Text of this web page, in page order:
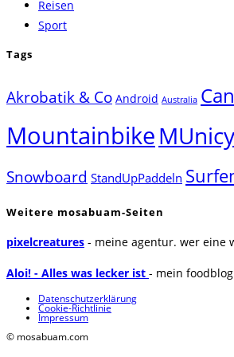
Reisen
Sport
Tags
Akrobatik & Co Android Australia
Mountainbike
Snowboard StandUpPaddeln
Weitere mosabuam-Seiten
pixelcreatures - meine agentur. wer eine
Aloi! - Alles was lecker ist - mein
Datenschutzerklärung
Cookie-Richtlinie
Impressum
© mosabuam.com